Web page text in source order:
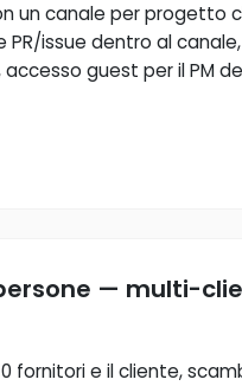
un canale per progetto
issue dentro al
guest per il PM
— multi-
fornitori e il cliente,